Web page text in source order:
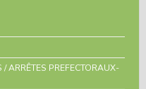
ARRÊTES PREFECTORAUX-